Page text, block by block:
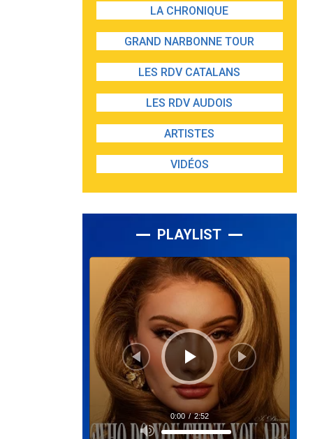
LA CHRONIQUE
GRAND NARBONNE TOUR
LES RDV CATALANS
LES RDV AUDOIS
ARTISTES
VIDÉOS
PLAYLIST
Lecteur
Utilisez
0:00 / 2:52